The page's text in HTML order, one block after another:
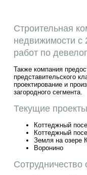
Строительная
недвижимости с
работ по
Также компания
представительского
проектирование и
загородного сегмента.
Текущие
Коттеджный
Коттеджный
Земля на озере
Воронино
Сотрудничество